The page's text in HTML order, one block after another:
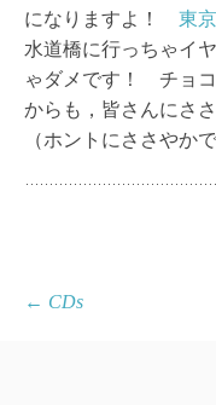
になりますよ！ 東
水道橋に行っちゃイ
ゃダメです！ チョ
からも，皆さんにさ
（ホントにささやか
投← CDs